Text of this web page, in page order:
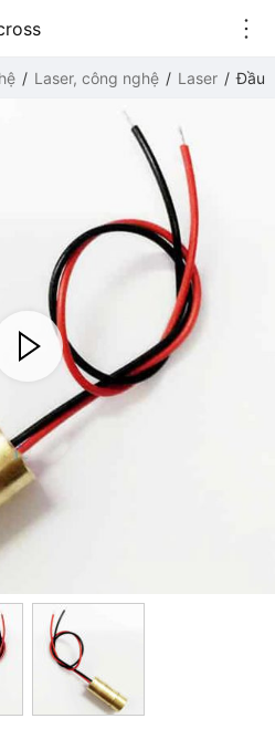
Laser, công nghệ Laser Đầu